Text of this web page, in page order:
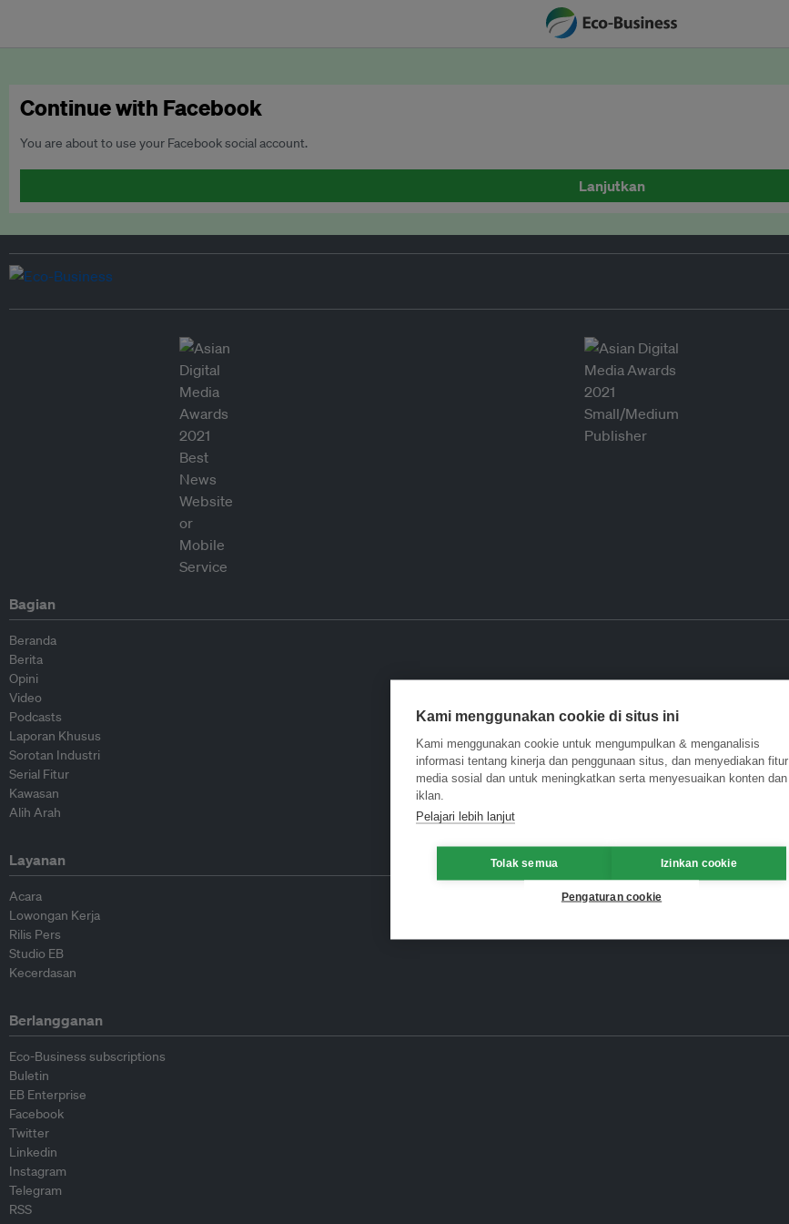
Continue with Facebook
You are about to use your Facebook social account.
Lanjutkan
Bagian
Beranda
Berita
Opini
Video
Podcasts
Laporan Khusus
Sorotan Industri
Serial Fitur
Kawasan
Alih Arah
Layanan
Acara
Lowongan Kerja
Rilis Pers
Studio EB
Kecerdasan
Berlangganan
Eco-Business subscriptions
Buletin
EB Enterprise
Facebook
Twitter
Linkedin
Instagram
Telegram
RSS
Kami menggunakan cookie di situs ini
Kami menggunakan cookie untuk mengumpulkan & menganalisis
informasi tentang kinerja dan penggunaan situs, dan menyediakan fitur
media sosial dan untuk meningkatkan serta menyesuaikan konten dan
iklan.
Pelajari lebih lanjut
Tolak semua Izinkan cookie
Pengaturan cookie